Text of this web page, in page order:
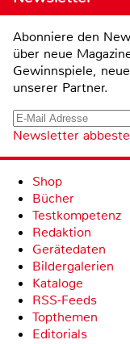
Abonniere den
über neue
Gewinnspiele,
unserer Partner.
Newsletter
Shop
Bücher
Testkompetenz
Redaktion
Gerätedaten
Bildergalerien
Kataloge
RSS-Feeds
Topthemen
Editorials